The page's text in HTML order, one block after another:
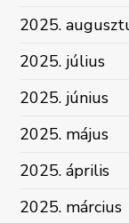
2025.
2025. július
2025. június
2025. május
2025. április
2025. március